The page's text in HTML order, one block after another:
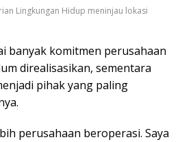
Lingkungan Hidup meninjau lokasi
banyak komitmen perusahaan
direalisasikan, sementara
pihak yang paling
perusahaan beroperasi. Saya